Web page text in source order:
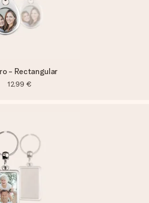
- Rectangular
12,99 €